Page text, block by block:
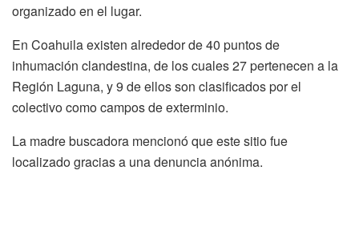
organizado en el lugar.
En Coahuila existen alrededor de 40 puntos de
inhumación clandestina, de los cuales 27 pertenecen a la
Región Laguna, y 9 de ellos son clasificados por el
colectivo como campos de exterminio.
La madre buscadora mencionó que este sitio fue
localizado gracias a una denuncia anónima.